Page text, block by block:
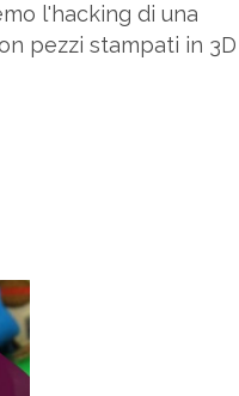
l'hacking di una
pezzi stampati in 3D